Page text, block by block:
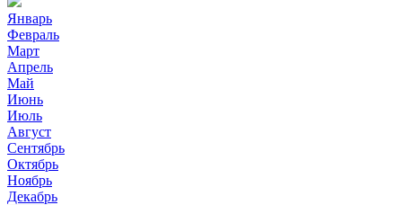
Январь
Февраль
Март
Апрель
Май
Июнь
Июль
Август
Сентябрь
Октябрь
Ноябрь
Декабрь